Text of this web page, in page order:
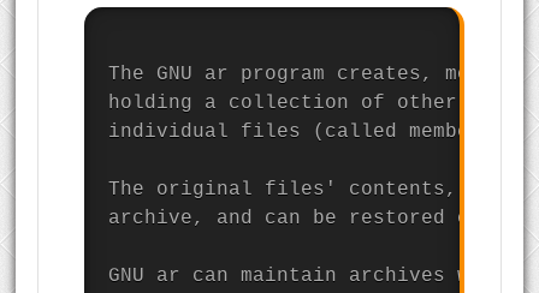
The GNU ar program creates,
holding a collection of other
individual files (called members
The original files' contents, mode
archive, and can be restored on
GNU ar can maintain archives